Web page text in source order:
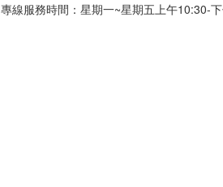
專線服務時間：星期一~星期五上午10:30-